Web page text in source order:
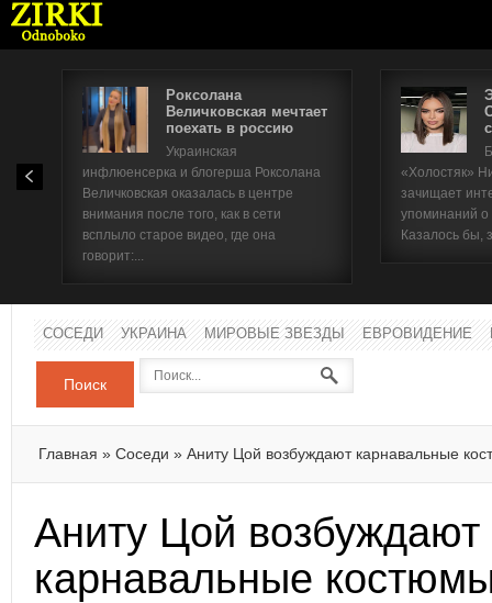
Роксолана
Величковская мечтает
поехать в россию
Украинская
инфлюенсерка и блогерша Роксолана
Величковская оказалась в центре
внимания после того, как в сети
всплыло старое видео, где она
говорит:...
«Холостяк»
зачищает
упоминаний
Казалось бы,
СОСЕДИ УКРАИНА МИРОВЫЕ ЗВЕЗДЫ ЕВРОВИДЕНИЕ
Поиск
Главная » Соседи » Аниту Цой возбуждают карнавальные
Аниту Цой возбуждают
карнавальные
Имя